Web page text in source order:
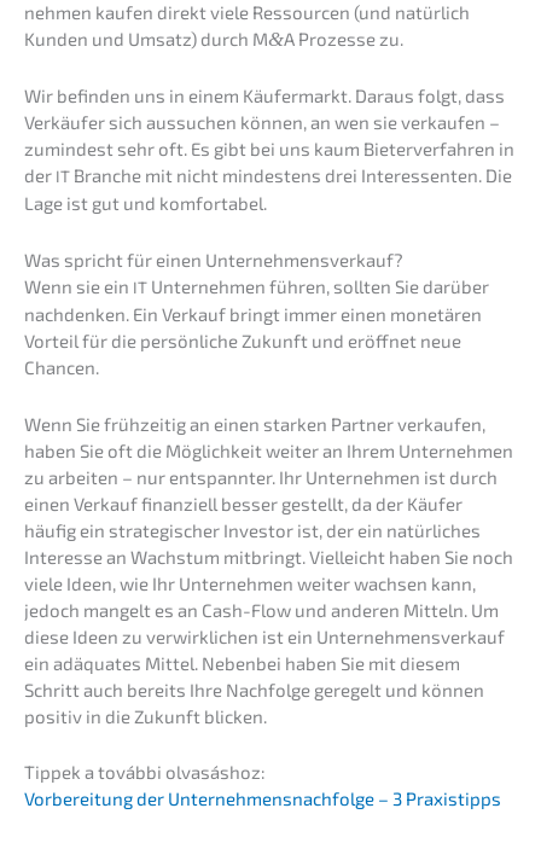
neh­men kaufen direkt viele Ressour­cen (und natür­lich
Kunden und Umsatz) durch M&A Prozes­se zu.
Wir befin­den uns in einem Käufer­markt. Daraus folgt, dass
Verkäu­fer sich aussu­chen können, an wen sie verkau­fen –
zumin­dest sehr oft. Es gibt bei uns kaum Bieter­ver­fah­ren in
der IT Branche mit nicht mindes­tens drei Inter­es­sen­ten. Die
Lage ist gut und komfortabel.
Was spricht für einen Unternehmensverkauf?
Wenn sie ein IT Unter­neh­men führen, sollten Sie darüber
nachden­ken. Ein Verkauf bringt immer einen monetä­ren
Vorteil für die persön­li­che Zukunft und eröff­net neue
Chancen.
Wenn Sie frühzei­tig an einen starken Partner verkau­fen,
haben Sie oft die Möglich­keit weiter an Ihrem Unter­neh­men
zu arbei­ten – nur entspann­ter. Ihr Unter­neh­men ist durch
einen Verkauf finan­zi­ell besser gestellt, da der Käufer
häufig ein strate­gi­scher Inves­tor ist, der ein natür­li­ches
Inter­es­se an Wachs­tum mitbringt. Vielleicht haben Sie noch
viele Ideen, wie Ihr Unter­neh­men weiter wachsen kann,
jedoch mangelt es an Cash-Flow und anderen Mitteln. Um
diese Ideen zu verwirk­li­chen ist ein Unter­nehmens­verkauf
ein adäqua­tes Mittel. Neben­bei haben Sie mit diesem
Schritt auch bereits Ihre Nachfol­ge geregelt und können
positiv in die Zukunft blicken.
Tippek a továb­bi olvasáshoz:
Vorbe­rei­tung der Unternehmens­nachfolge – 3 Praxistipps